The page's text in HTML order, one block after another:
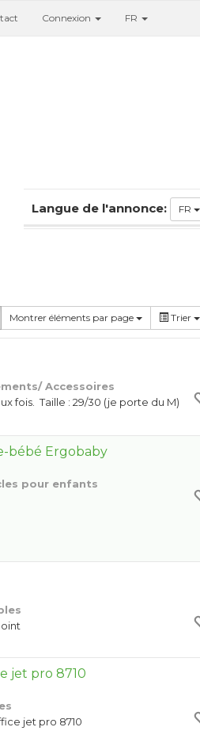
Connexion FR
Langue de l'annonce: FR
Montrer éléments par page Trier
Accessoires
fois. Taille : 29/30 (je porte du M)
bébé Ergobaby
pour enfants
jet pro 8710
jet pro 8710